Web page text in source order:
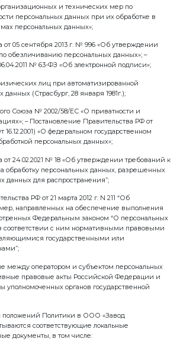
в ООО «Завод
в соответствии со
актами:
Российской Федерации от
данных работника»;
от 19.12.2005 №160-ФЗ «О
защите физических лиц при
данных»;
технологиях и о защите
от 27 июля 2006 г. № 152-ФЗ
Президента Российской
Правительства Российской
утверждении Положения об
осуществляемой без